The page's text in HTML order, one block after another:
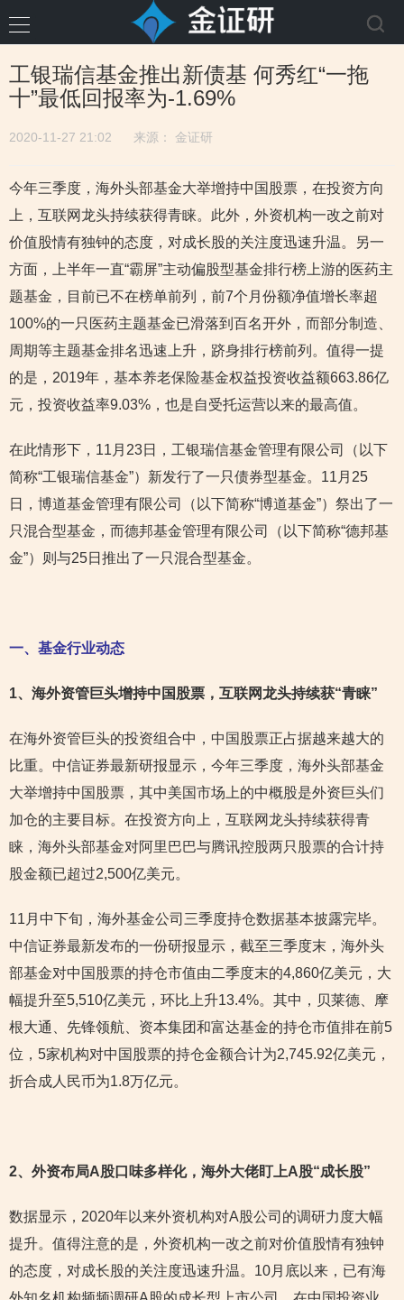
工银瑞信基金推出新债基 何秀红“一拖
十”最低回报率为-1.69%
2020-11-27 21:02 来源： 金证研
今年三季度，海外头部基金大举增持中国股票，在投资方向
上，互联网龙头持续获得青睐。此外，外资机构一改之前对
价值股情有独钟的态度，对成长股的关注度迅速升温。另一
方面，上半年一直“霸屏”主动偏股型基金排行榜上游的医药主
题基金，目前已不在榜单前列，前7个月份额净值增长率超
100%的一只医药主题基金已滑落到百名开外，而部分制造、
周期等主题基金排名迅速上升，跻身排行榜前列。值得一提
的是，2019年，基本养老保险基金权益投资收益额663.86亿
元，投资收益率9.03%，也是自受托运营以来的最高值。
在此情形下，11月23日，工银瑞信基金管理有限公司（以下
简称“工银瑞信基金”）新发行了一只债券型基金。11月25
日，博道基金管理有限公司（以下简称“博道基金”）祭出了一
只混合型基金，而德邦基金管理有限公司（以下简称“德邦基
金”）则与25日推出了一只混合型基金。
一、基金行业动态
1、海外资管巨头增持中国股票，互联网龙头持续获“青睐”
在海外资管巨头的投资组合中，中国股票正占据越来越大的
比重。中信证券最新研报显示，今年三季度，海外头部基金
大举增持中国股票，其中美国市场上的中概股是外资巨头们
加仓的主要目标。在投资方向上，互联网龙头持续获得青
睐，海外头部基金对阿里巴巴与腾讯控股两只股票的合计持
股金额已超过2,500亿美元。
11月中下旬，海外基金公司三季度持仓数据基本披露完毕。
中信证券最新发布的一份研报显示，截至三季度末，海外头
部基金对中国股票的持仓市值由二季度末的4,860亿美元，大
幅提升至5,510亿美元，环比上升13.4%。其中，贝莱德、摩
根大通、先锋领航、资本集团和富达基金的持仓市值排在前5
位，5家机构对中国股票的持仓金额合计为2,745.92亿美元，
折合成人民币为1.8万亿元。
2、外资布局A股口味多样化，海外大佬盯上A股“成长股”
数据显示，2020年以来外资机构对A股公司的调研力度大幅
提升。值得注意的是，外资机构一改之前对价值股情有独钟
的态度，对成长股的关注度迅速升温。10月底以来，已有海